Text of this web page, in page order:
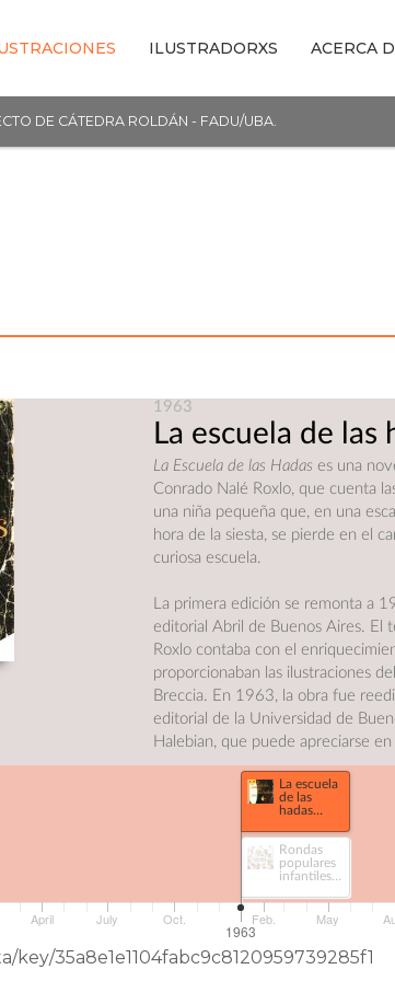
ILUSTRADORXS ACERCA
DE CÁTEDRA ROLDÁN - FADU/UBA.
1963
La escuela de las
La Escuela de las Hadas es una
Conrado Nalé Roxlo, que cuenta
una niña pequeña que, en una
hora de la siesta, se pierde en el
curiosa escuela.
La primera edición se remonta a
editorial Abril de Buenos Aires. El
Roxlo contaba con el
proporcionaban las ilustraciones
Breccia. En 1963, la obra fue
editorial de la Universidad de
Halebian, que puede apreciarse
La escuela
de las
hadas
Rondas
populares
infantiles
1963
April July Oct. Feb. May
35a8e1e1104fabc9c8120959739285f1